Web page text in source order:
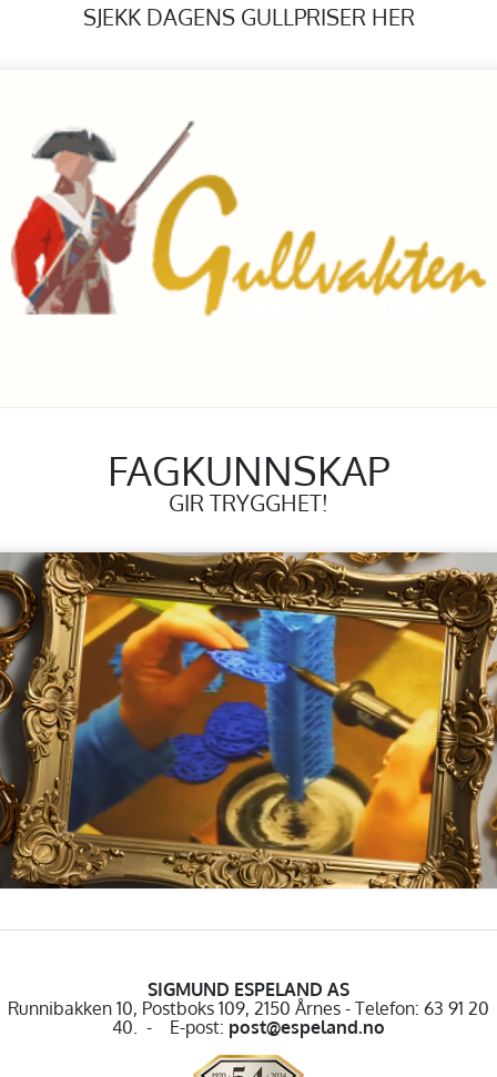
SJEKK DAGENS GULLPRISER HER
FAGKUNNSKAP
GIR TRYGGHET!
SIGMUND ESPELAND AS
Runnibakken 10, Postboks 109, 2150 Årnes - Telefon: 63 91 20
40. - E-post: post@espeland.no